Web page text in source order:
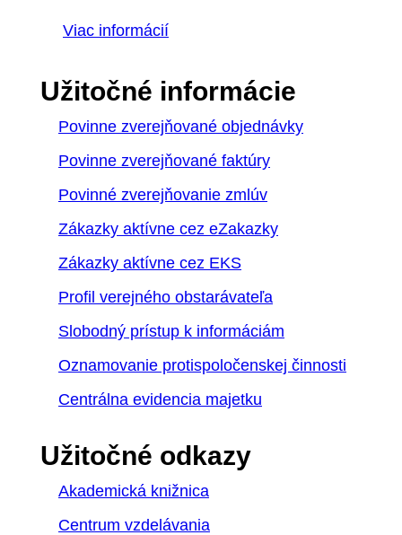
Viac informácií
Užitočné informácie
Povinne zverejňované objednávky
Povinne zverejňované faktúry
Povinné zverejňovanie zmlúv
Zákazky aktívne cez eZakazky
Zákazky aktívne cez EKS
Profil verejného obstarávateľa
Slobodný prístup k informáciám
Oznamovanie protispoločenskej činnosti
Centrálna evidencia majetku
Užitočné odkazy
Akademická knižnica
Centrum vzdelávania